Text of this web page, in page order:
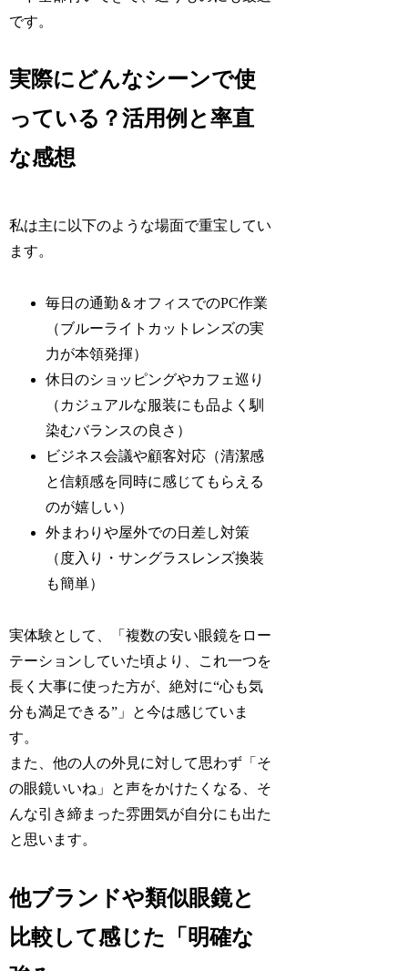
です。
実際にどんなシーンで使
っている？活用例と率直
な感想
私は主に以下のような場面で重宝してい
ます。
毎日の通勤＆オフィスでのPC作業
（ブルーライトカットレンズの実
力が本領発揮）
休日のショッピングやカフェ巡り
（カジュアルな服装にも品よく馴
染むバランスの良さ）
ビジネス会議や顧客対応（清潔感
と信頼感を同時に感じてもらえる
のが嬉しい）
外まわりや屋外での日差し対策
（度入り・サングラスレンズ換装
も簡単）
実体験として、「複数の安い眼鏡をロー
テーションしていた頃より、これ一つを
長く大事に使った方が、絶対に“心も気
分も満足できる”」と今は感じていま
す。
また、他の人の外見に対して思わず「そ
の眼鏡いいね」と声をかけたくなる、そ
んな引き締まった雰囲気が自分にも出た
と思います。
他ブランドや類似眼鏡と
比較して感じた「明確な